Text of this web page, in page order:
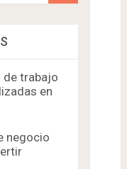
de trabajo
en
negocio